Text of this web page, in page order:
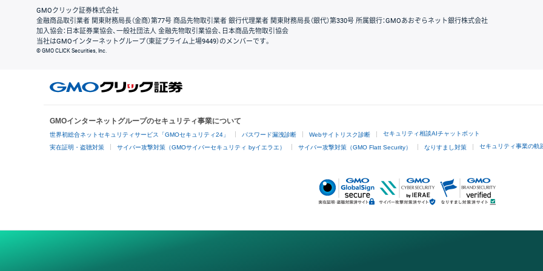
GMOクリック証券株式会社
金融商品取引業者 関東財務局長（金商）第77号 商品先物取引業者 銀行代理業者 関東財務局長（銀代）第330号 所属銀行：GMOあおぞらネット銀行株式会社
加入協会：日本証券業協会、一般社団法人 金融先物取引業協会、日本商品先物取引協会
当社はGMOインターネットグループ（東証プライム上場9449）のメンバーです。
© GMO CLICK Securities, Inc.
GMOインターネットグループのセキュリティ事業について
世界初総合ネットセキュリティサービス「GMOセキュリティ24」 パスワード漏洩診断 Webサイトリスク診断 セキュリティ相談AIチャットボット
実在証明・盗聴対策 サイバー攻撃対策（GMOサイバーセキュリティ byイエラエ） サイバー攻撃対策（GMO Flatt Security） なりすまし対策 セキュリティ事業の軌